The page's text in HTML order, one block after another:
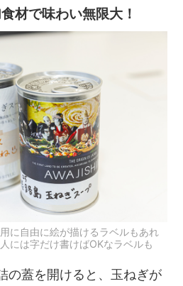
材で味わい無限大！
に自由に絵が描けるラベルもあれ
には字だけ書けばOKなラベルも
の蓋を開けると、玉ねぎが